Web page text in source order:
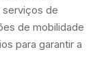
serviços de
de mobilidade
para garantir a